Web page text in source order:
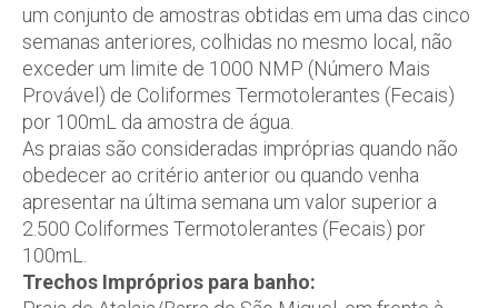
um conjunto de amostras obtidas em uma das cinco
semanas anteriores, colhidas no mesmo local, não
exceder um limite de 1000 NMP (Número Mais
Provável) de Coliformes Termotolerantes (Fecais)
por 100mL da amostra de água.
As praias são consideradas impróprias quando não
obedecer ao critério anterior ou quando venha
apresentar na última semana um valor superior a
2.500 Coliformes Termotolerantes (Fecais) por
100mL.
Trechos Impróprios para banho: